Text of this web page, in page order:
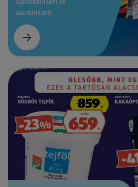
akcióinkért!